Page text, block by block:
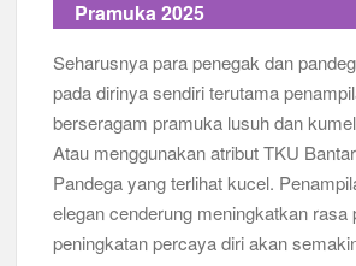
Pramuka 2025
Seharusnya para penegak dan
pada dirinya sendiri terutama
berseragam pramuka lusuh dan
Atau menggunakan atribut TKU
Pandega yang terlihat kucel.
elegan cenderung meningkatkan rasa
peningkatan percaya diri akan